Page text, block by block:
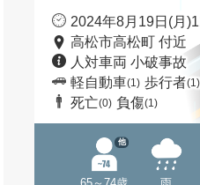
2024年8月19日(月
高松市高松町 付近
人対車両 小破事故
軽自動車(1) 歩行者(1)
死亡(0) 負傷(1)
他